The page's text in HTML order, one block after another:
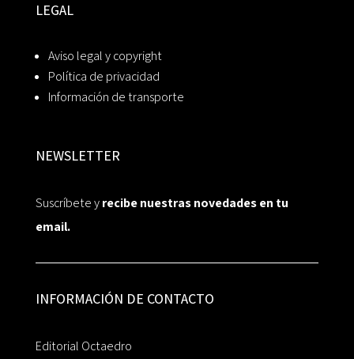
LEGAL
Aviso legal y copyright
Política de privacidad
Información de transporte
NEWSLETTER
Suscríbete yrecibe nuestras novedades en tu
email.
INFORMACIÓN DE CONTACTO
Editorial Octaedro